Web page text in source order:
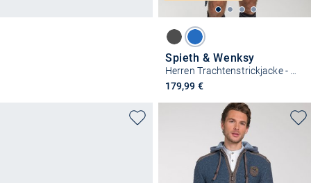
Spieth & Wenksy
179,99 €